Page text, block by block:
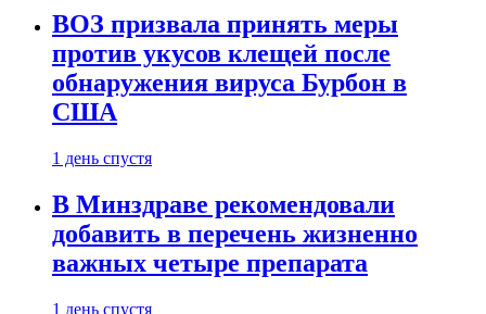
ВОЗ призвала принять меры
против укусов клещей после
обнаружения вируса Бурбон в
США
1 день спустя
В Минздраве рекомендовали
добавить в перечень жизненно
важных четыре препарата
1 день спустя